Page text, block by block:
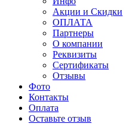
Акции и Скидки
ОПЛАТА
Партнеры
О компании
Реквизиты
Сертификаты
Отзывы
Фото
Контакты
Оплата
Оставьте отзыв